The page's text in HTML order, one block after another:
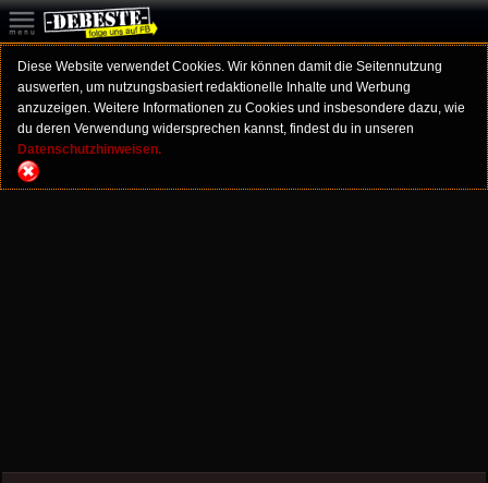
Diese Website verwendet Cookies. Wir können damit die Seitennutzung
auswerten, um nutzungsbasiert redaktionelle Inhalte und Werbung
anzuzeigen. Weitere Informationen zu Cookies und insbesondere dazu, wie
du deren Verwendung widersprechen kannst, findest du in unseren
Datenschutzhinweisen.